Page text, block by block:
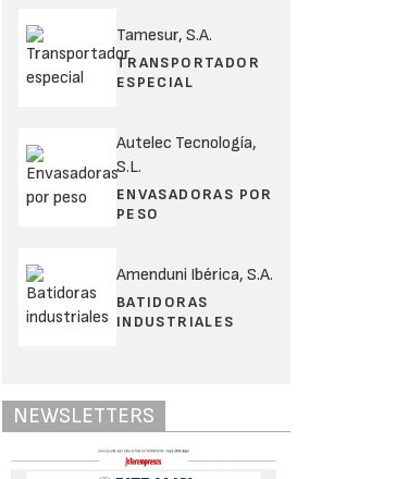
Tamesur, S.A.
TRANSPORTADOR
ESPECIAL
Autelec Tecnología,
S.L.
ENVASADORAS POR
PESO
Amenduni Ibérica, S.A.
BATIDORAS
INDUSTRIALES
NEWSLETTERS